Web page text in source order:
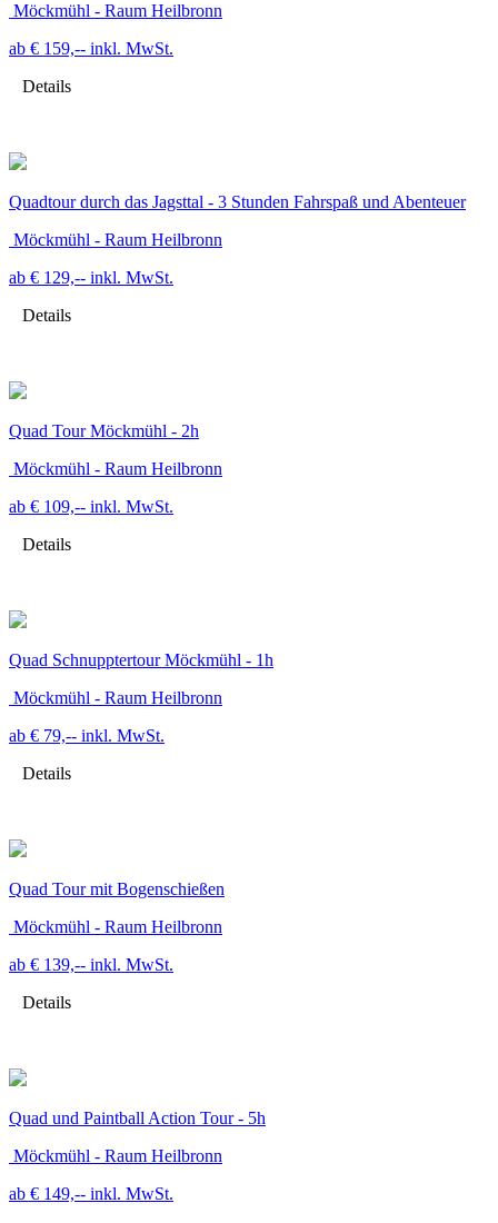
Möckmühl - Raum Heilbronn
ab € 159,-- inkl. MwSt.
Details
Quadtour durch das Jagsttal - 3 Stunden Fahrspaß und Abenteuer
Möckmühl - Raum Heilbronn
ab € 129,-- inkl. MwSt.
Details
Quad Tour Möckmühl - 2h
Möckmühl - Raum Heilbronn
ab € 109,-- inkl. MwSt.
Details
Quad Schnupptertour Möckmühl - 1h
Möckmühl - Raum Heilbronn
ab € 79,-- inkl. MwSt.
Details
Quad Tour mit Bogenschießen
Möckmühl - Raum Heilbronn
ab € 139,-- inkl. MwSt.
Details
Quad und Paintball Action Tour - 5h
Möckmühl - Raum Heilbronn
ab € 149,-- inkl. MwSt.